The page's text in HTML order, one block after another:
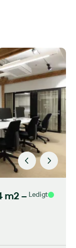
m2 – Ledigt